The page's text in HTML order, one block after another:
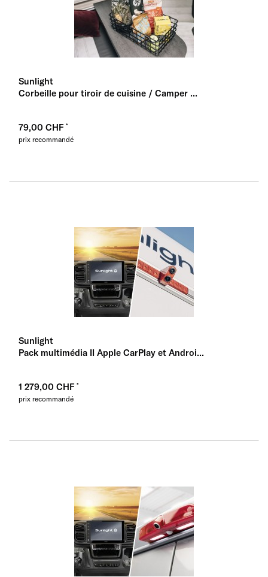
Sunlight
Corbeille pour tiroir de cuisine / Camper ...
79,00 CHF
prix recommandé
Sunlight
Pack multimédia II Apple CarPlay et Androi...
1 279,00 CHF
prix recommandé